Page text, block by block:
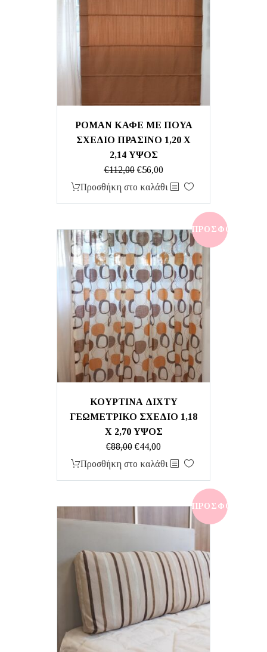
ΡΟΜΑΝ ΚΑΦΕ ΜΕ ΠΟΥΑ
ΣΧΕΔΙΟ ΠΡΑΣΙΝΟ 1,20 Χ
2,14 ΥΨΟΣ
€112,00 Original
price
€56,00Η
τρέχουσα
€56,00.
Προσθήκη στο καλάθι
ΠΡΟΣΦΟΡΆ!
ΚΟΥΡΤΙΝΑ ΔΙΧΤΥ
ΓΕΩΜΕΤΡΙΚΟ ΣΧΕΔΙΟ 1,18
Χ 2,70 ΥΨΟΣ
€88,00 Original
price
€44,00Η
τρέχουσα
€44,00.
Προσθήκη στο καλάθι
ΠΡΟΣΦΟΡΆ!